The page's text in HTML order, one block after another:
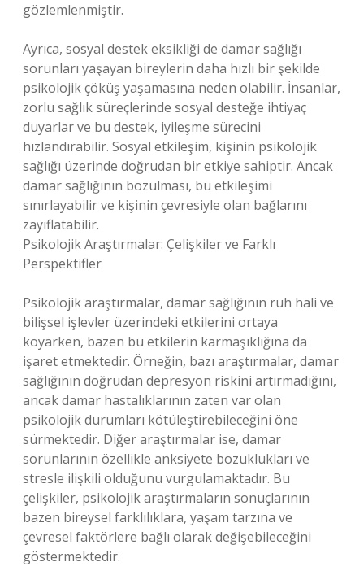
gözlemlenmiştir.
Ayrıca, sosyal destek eksikliği de damar sağlığı
sorunları yaşayan bireylerin daha hızlı bir şekilde
psikolojik çöküş yaşamasına neden olabilir. İnsanlar,
zorlu sağlık süreçlerinde sosyal desteğe ihtiyaç
duyarlar ve bu destek, iyileşme sürecini
hızlandırabilir. Sosyal etkileşim, kişinin psikolojik
sağlığı üzerinde doğrudan bir etkiye sahiptir. Ancak
damar sağlığının bozulması, bu etkileşimi
sınırlayabilir ve kişinin çevresiyle olan bağlarını
zayıflatabilir.
Psikolojik Araştırmalar: Çelişkiler ve Farklı
Perspektifler
Psikolojik araştırmalar, damar sağlığının ruh hali ve
bilişsel işlevler üzerindeki etkilerini ortaya
koyarken, bazen bu etkilerin karmaşıklığına da
işaret etmektedir. Örneğin, bazı araştırmalar, damar
sağlığının doğrudan depresyon riskini artırmadığını,
ancak damar hastalıklarının zaten var olan
psikolojik durumları kötüleştirebileceğini öne
sürmektedir. Diğer araştırmalar ise, damar
sorunlarının özellikle anksiyete bozuklukları ve
stresle ilişkili olduğunu vurgulamaktadır. Bu
çelişkiler, psikolojik araştırmaların sonuçlarının
bazen bireysel farklılıklara, yaşam tarzına ve
çevresel faktörlere bağlı olarak değişebileceğini
göstermektedir.